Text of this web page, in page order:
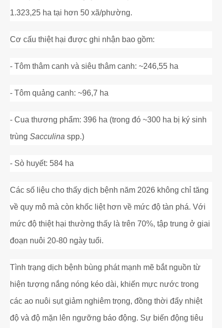
1.323,25 ha tại hơn 50 xã/phường.
Cơ cấu thiệt hại được ghi nhận bao gồm:
- Tôm thâm canh và siêu thâm canh: ~246,55 ha
- Tôm quảng canh: ~96,7 ha
- Cua thương phẩm: 396 ha (trong đó ~300 ha bị ký sinh
trùng Sacculina spp.)
- Sò huyết: 584 ha
Các số liệu cho thấy dịch bệnh năm 2026 không chỉ tăng
về quy mô mà còn khốc liệt hơn về mức độ tàn phá. Với
mức độ thiệt hại thường thấy là trên 70%, tập trung ở giai
đoạn nuôi 20-80 ngày tuổi.
Tình trạng dịch bệnh bùng phát mạnh mẽ bắt nguồn từ
hiện tượng nắng nóng kéo dài, khiến mực nước trong
các ao nuôi sụt giảm nghiêm trọng, đồng thời đẩy nhiệt
độ và độ mặn lên ngưỡng báo động. Sự biến động tiêu